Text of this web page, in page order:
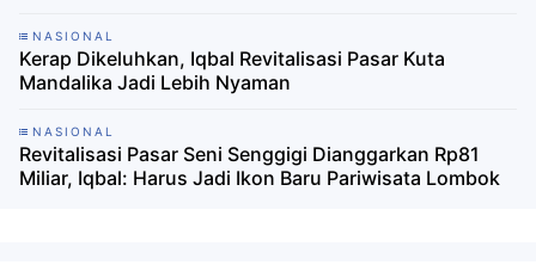
NASIONAL
Kerap Dikeluhkan, Iqbal Revitalisasi Pasar Kuta
Mandalika Jadi Lebih Nyaman
NASIONAL
Revitalisasi Pasar Seni Senggigi Dianggarkan Rp81
Miliar, Iqbal: Harus Jadi Ikon Baru Pariwisata Lombok